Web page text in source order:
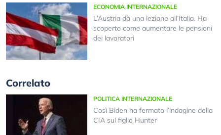
ECONOMIA INTERNAZIONALE
L’Austria dà una lezione all’Italia. Ha
scoperto come aumentare le pensioni
dei lavoratori
Correlato
POLITICA INTERNAZIONALE
Così Biden ha fermato l’indagine della
CIA sul figlio Hunter